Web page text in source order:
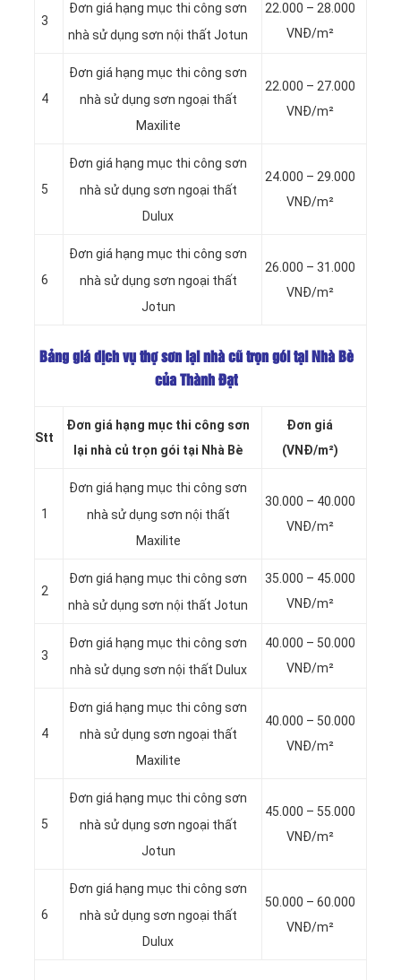
3
Đơn giá hạng mục thi công sơn
nhà sử dụng sơn nội thất Jotun
22.000 – 28.000
VNĐ/m²
4
Đơn giá hạng mục thi công sơn
nhà sử dụng sơn ngoại thất
Maxilite
22.000 – 27.000
VNĐ/m²
5
Đơn giá hạng mục thi công sơn
nhà sử dụng sơn ngoại thất
Dulux
24.000 – 29.000
VNĐ/m²
6
Đơn giá hạng mục thi công sơn
nhà sử dụng sơn ngoại thất
Jotun
26.000 – 31.000
VNĐ/m²
Bảng giá dịch vụ thợ sơn lại nhà cũ trọn gói tại Nhà Bè
của Thành Đạt
Stt
Đơn giá hạng mục thi công sơn
lại nhà củ trọn gói tại Nhà Bè
Đơn giá
(VNĐ/m²)
1
Đơn giá hạng mục thi công sơn
nhà sử dụng sơn nội thất
Maxilite
30.000 – 40.000
VNĐ/m²
2
Đơn giá hạng mục thi công sơn
nhà sử dụng sơn nội thất Jotun
35.000 – 45.000
VNĐ/m²
3
Đơn giá hạng mục thi công sơn
nhà sử dụng sơn nội thất Dulux
40.000 – 50.000
VNĐ/m²
4
Đơn giá hạng mục thi công sơn
nhà sử dụng sơn ngoại thất
Maxilite
40.000 – 50.000
VNĐ/m²
5
Đơn giá hạng mục thi công sơn
nhà sử dụng sơn ngoại thất
Jotun
45.000 – 55.000
VNĐ/m²
6
Đơn giá hạng mục thi công sơn
nhà sử dụng sơn ngoại thất
Dulux
50.000 – 60.000
VNĐ/m²